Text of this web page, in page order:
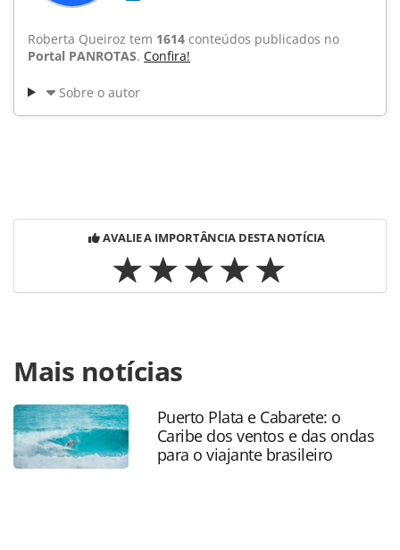
Roberta Queiroz tem 1614 conteúdos publicados no
Portal PANROTAS. Confira!
Sobre o autor
AVALIE A IMPORTÂNCIA DESTA NOTÍCIA
https://www.panrotas.com.br/noticia-
turismo/destinos/2016/04/do-transito-as-roupas-veja-
video-de-sabrina-bull-em-bali_124724.html ou as
ferramentas oferecidas na página. Todo o conteúdo
produzido pela PANROTAS Editora é protegido pela
legislação brasileira sobre direito autoral. Não reproduza o
Mais notícias
Puerto Plata e Cabarete: o
Caribe dos ventos e das ondas
para o viajante brasileiro